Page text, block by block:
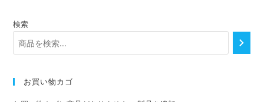
検索
お買い物カゴ